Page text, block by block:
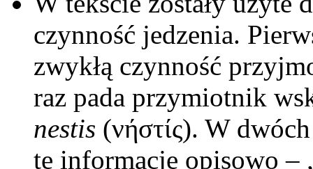
czynność jedzenia.
zwykłą czynność
raz pada przymiotnik
nestis (νήστίς). W
tę informację opisowo –